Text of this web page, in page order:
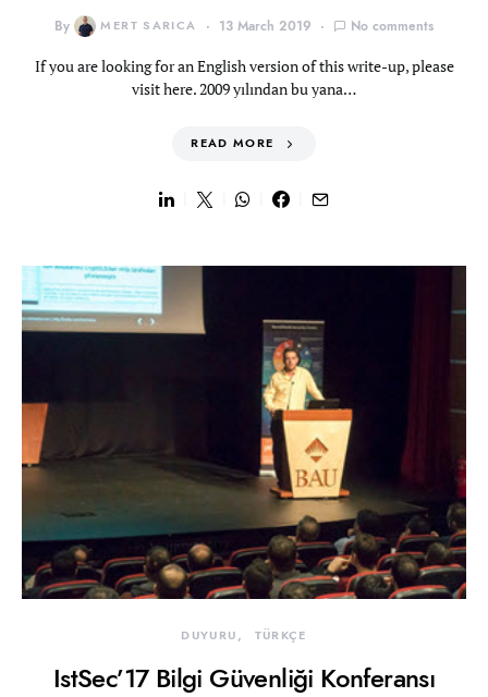
By MERT SARICA 13 March 2019 No comments
If you are looking for an English version of this write-up, please
visit here. 2009 yılından bu yana…
READ MORE
DUYURU TÜRKÇE
IstSec’17 Bilgi Güvenliği Konferansı